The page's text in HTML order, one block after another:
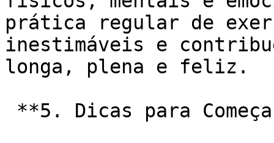
prática regular de
inestimáveis e
longa, plena e feliz.